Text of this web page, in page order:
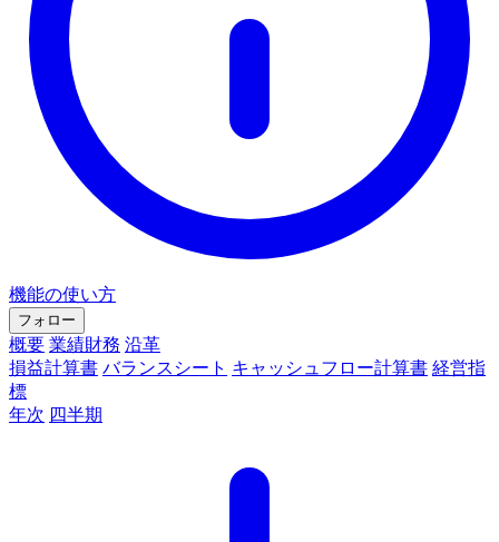
機能の使い方
フォロー
概要 業績財務 沿革
損益計算書 バランスシート キャッシュフロー計算書 経営指
標
年次 四半期